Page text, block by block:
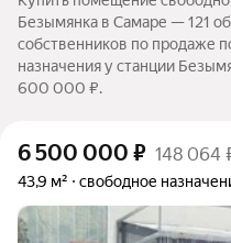
Безымянка в Самаре — 121
собственников по продаже
назначения у станции
600 000 ₽.
6 500 000 ₽ 148 064
43,9 м² свободное